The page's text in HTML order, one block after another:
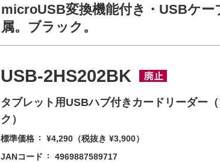
microUSB変換機能付き・USBケー
属。ブラック。
USB-2HS202BK
タブレット用USBハブ付きカードリーダー
ク）
標準価格 ¥4,290 （税抜き ¥3,900）
JANコード
4969887589717